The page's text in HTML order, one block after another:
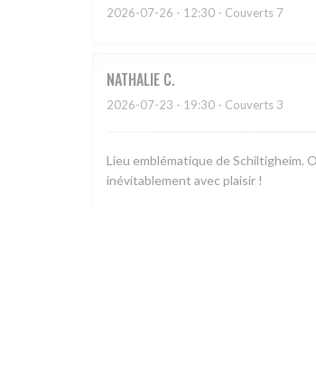
2026-07-26 - 12:30 - Couverts 7
NATHALIE C
2026-07-23 - 19:30 - Couverts 3
Lieu emblématique de Schiltigheim.
inévitablement avec plaisir !